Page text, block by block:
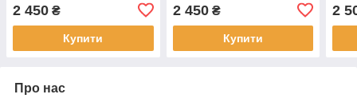
2 450 ₴
Купити
2 450₴
Купити
2
Про нас